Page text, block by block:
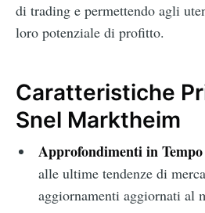
di trading e permettendo agli
loro potenziale di profitto.
Caratteristiche
Snel Marktheim
Approfondimenti in Tempo
alle ultime tendenze di
aggiornamenti aggiornati al